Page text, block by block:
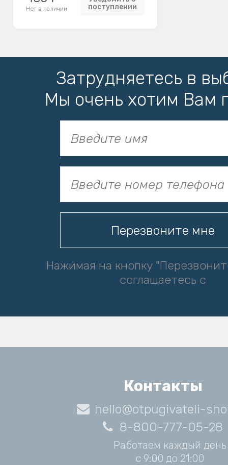
Нет в наличии
поступлении
Затрудняетесь в
Мы очень хотим Вам
Нажимая на кнопку
соглашаетесь с
Контакты
hello@otpugivateli-
8-800-777-05-28
Работаем каждый день
с 9:00 до 21:00